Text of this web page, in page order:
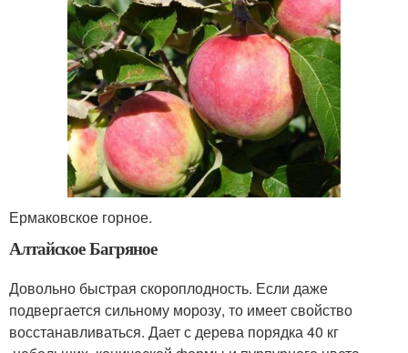
Ермаковское горное.
Алтайское Багряное
Довольно быстрая скороплодность. Если даже
подвергается сильному морозу, то имеет свойство
восстанавливаться. Дает с дерева порядка 40 кг